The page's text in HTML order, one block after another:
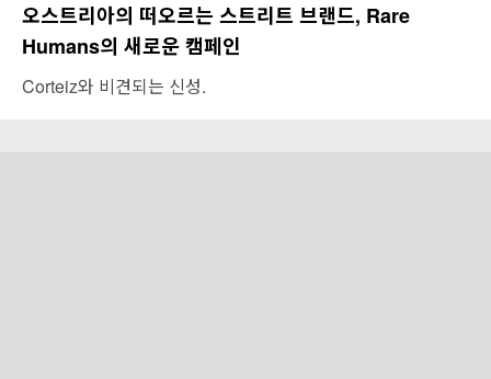
오스트리아의 떠오르는 스트리트 브랜드, Rare
Humans의 새로운 캠페인
Corteiz와 비견되는 신성.